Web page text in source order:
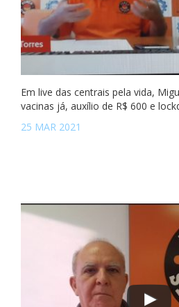
Em live das centrais pela vida,
vacinas já, auxílio de R$ 600 e
25 MAR 2021